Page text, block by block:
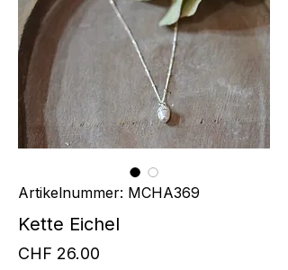
Artikelnummer: MCHA369
Kette Eichel
CHF 26.00